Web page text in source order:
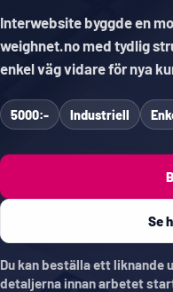
Interwebsite byggde en
weighnet.no med tydlig
enkel väg vidare för nya
5000:- Industriell
Se
Du kan beställa ett liknande
detaljerna innan arbetet